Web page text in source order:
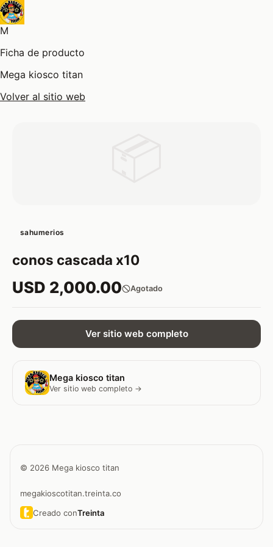
M
Ficha de producto
Mega kiosco titan
Volver al sitio web
sahumerios
conos cascada x10
USD 2,000.00 Agotado
Ver sitio web completo
Mega kiosco titan
Ver sitio web completo →
© 2026 Mega kiosco titan
megakioscotitan.treinta.co
Creado conTreinta